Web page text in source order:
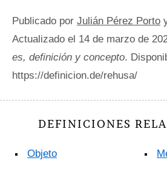
Publicado por Julián Pérez Porto
Actualizado el 14 de marzo de
es, definición y concepto.
https://definicion.de/rehusa/
DEFINICIONES
Objeto